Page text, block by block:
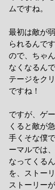
ムですね。
最初は敵が
られるんで
ので、ちゃ
なくなるん
テージをク
ですね！
ですが、ゲ
くると敵が
手くそな僕
ーマルでは
なってくる
を、ストー
ストーリー